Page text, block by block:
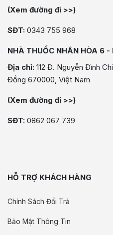
(Xem đường đi >>)
SĐT: 0343 755 968
NHÀ THUỐC NHÂN HÒA 6
Địa chỉ: 112 Đ. Nguyễn Đình
Đồng 670000, Việt Nam
(Xem đường đi >>)
SĐT: 0862 067 739
HỖ TRỢ KHÁCH HÀNG
Chính Sách Đổi Trả
Bảo Mật Thông Tin